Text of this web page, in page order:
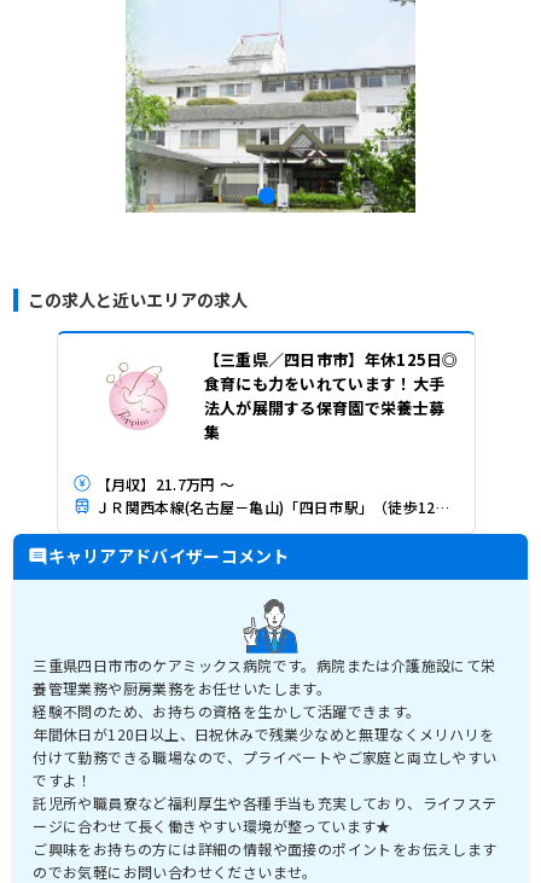
この求人と近いエリアの求人
【三重県／四日市市】年休125日◎
食育にも力をいれています！大手
法人が展開する保育園で栄養士募
集
【月収】21.7万円 ～
ＪＲ関西本線(名古屋－亀山)「四日市駅」（徒歩12分）
キャリアアドバイザーコメント
三重県四日市市のケアミックス病院です。病院または介護施設にて栄
養管理業務や厨房業務をお任せいたします。
経験不問のため、お持ちの資格を生かして活躍できます。
年間休日が120日以上、日祝休みで残業少なめと無理なくメリハリを
付けて勤務できる職場なので、プライベートやご家庭と両立しやすい
ですよ！
託児所や職員寮など福利厚生や各種手当も充実しており、ライフステ
ージに合わせて長く働きやすい環境が整っています★
ご興味をお持ちの方には詳細の情報や面接のポイントをお伝えします
のでお気軽にお問い合わせくださいませ。